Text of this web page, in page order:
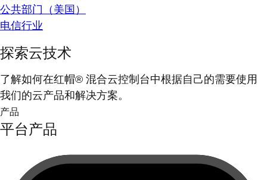
公共部门（美国）
电信行业
探索云技术
了解如何在红帽® 混合云控制台中根据自己的需要使用
我们的云产品和解决方案。
产品
平台产品